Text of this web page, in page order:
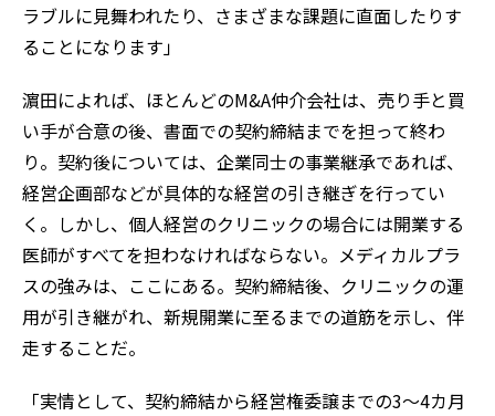
ラブルに見舞われたり、さまざまな課題に直面したりす
ることになります」
濵田によれば、ほとんどのM&A仲介会社は、売り手と買
い手が合意の後、書面での契約締結までを担って終わ
り。契約後については、企業同士の事業継承であれば、
経営企画部などが具体的な経営の引き継ぎを行ってい
く。しかし、個人経営のクリニックの場合には開業する
医師がすべてを担わなければならない。メディカルプラ
スの強みは、ここにある。契約締結後、クリニックの運
用が引き継がれ、新規開業に至るまでの道筋を示し、伴
走することだ。
「実情として、契約締結から経営権委譲までの3〜4カ月